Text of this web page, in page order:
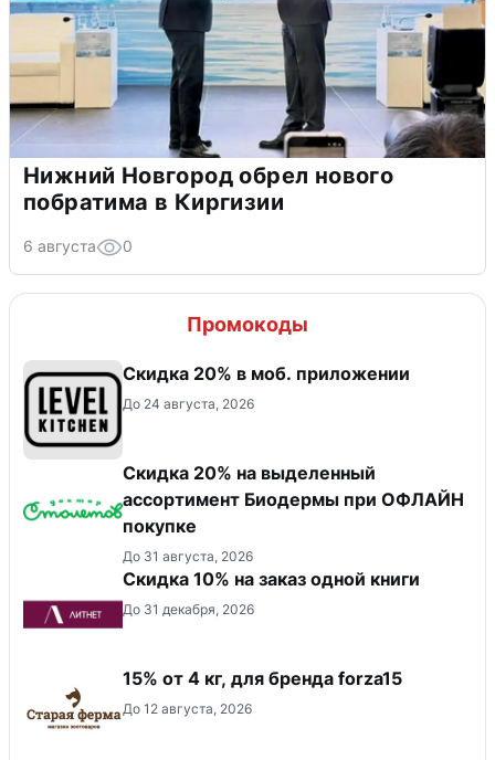
Нижний Новгород обрел нового
побратима в Киргизии
6 августа 0
Промокоды
Скидка 20% в моб. приложении
До 24 августа, 2026
Скидка 20% на выделенный
ассортимент Биодермы при ОФЛАЙН
покупке
До 31 августа, 2026
Скидка 10% на заказ одной книги
До 31 декабря, 2026
15% от 4 кг, для бренда forza15
До 12 августа, 2026